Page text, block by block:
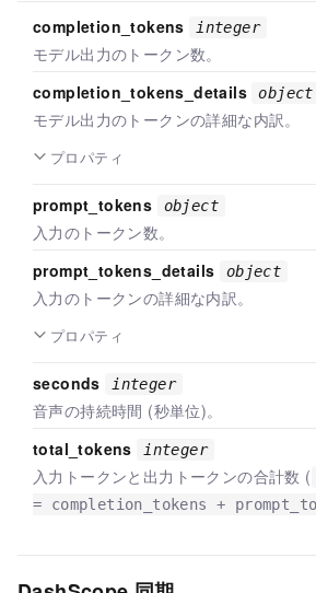
completion_tokens integer
モデル出力のトークン数。
completion_tokens_details
object
モデル出力のトークンの詳細な内訳。
プロパティ
prompt_tokens object
入力のトークン数。
prompt_tokens_details
object
入力のトークンの詳細な内訳。
プロパティ
seconds integer
音声の持続時間 (秒単位)。
total_tokens
integer
入力トークンと出力トークンの合計数 (
= completion_tokens +